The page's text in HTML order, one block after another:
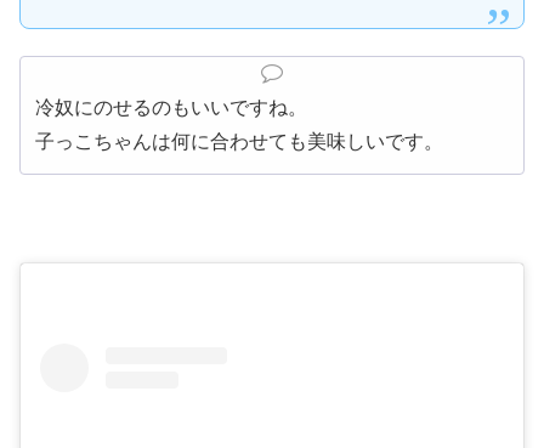
冷奴にのせるのもいいですね。
子っこちゃんは何に合わせても美味しいです。